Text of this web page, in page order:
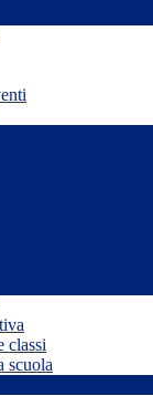
classi
scuola